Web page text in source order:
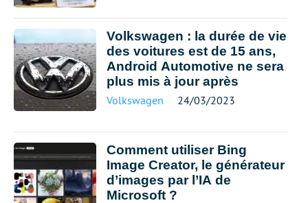
Volkswagen : la durée de vie
des voitures est de 15 ans,
Android Automotive ne sera
plus mis à jour après
Volkswagen 24/03/2023
Comment utiliser Bing
Image Creator, le générateur
d’images par l’IA de
Microsoft ?